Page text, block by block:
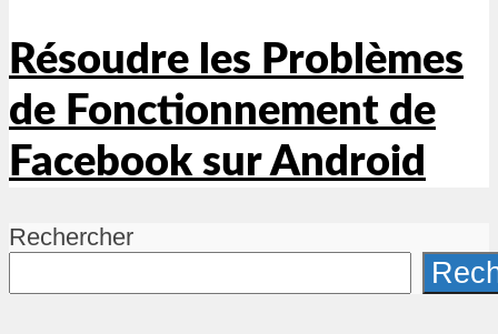
Résoudre les Problèmes
de Fonctionnement de
Facebook sur Android
Rechercher